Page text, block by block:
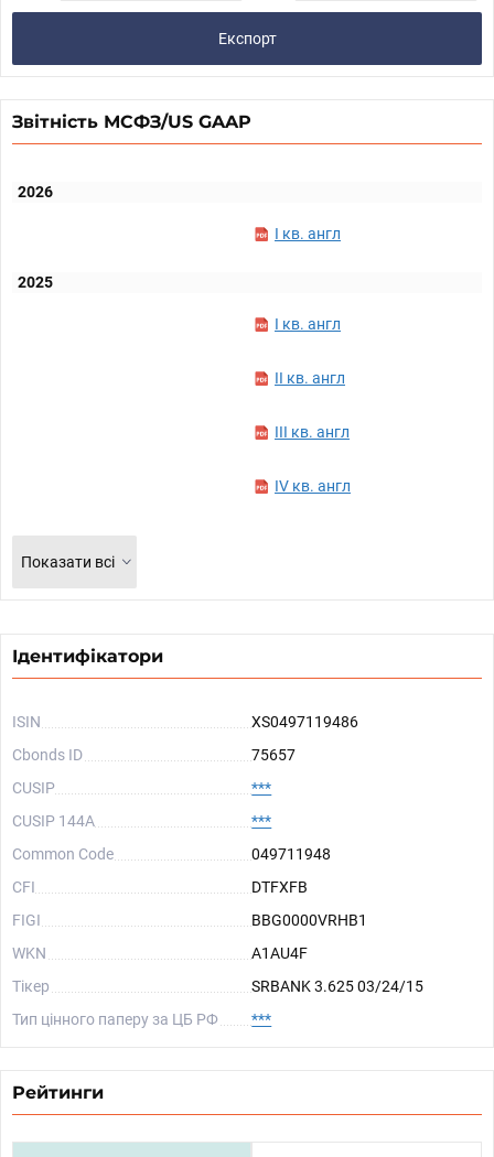
Експорт
Звітність МСФЗ/US GAAP
2026
I кв. англ
2025
I кв. англ
II кв. англ
III кв. англ
IV кв. англ
Показати всі
Ідентифікатори
ISIN
XS0497119486
Cbonds ID
75657
CUSIP
***
CUSIP 144A
***
Common Code
049711948
CFI
DTFXFB
FIGI
BBG0000VRHB1
WKN
A1AU4F
Тікер
SRBANK 3.625 03/24/15
Тип цінного паперу за ЦБ РФ
***
Рейтинги